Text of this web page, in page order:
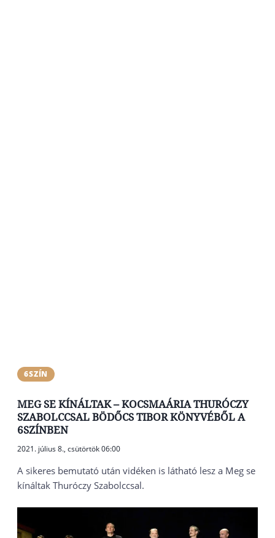
6SZÍN
MEG SE KÍNÁLTAK – KOCSMAÁRIA THURÓCZY
SZABOLCCSAL BÖDŐCS TIBOR KÖNYVÉBŐL A
6SZÍNBEN
2021. július 8., csütörtök 06:00
A sikeres bemutató után vidéken is látható lesz a Meg se
kínáltak Thuróczy Szabolccsal.